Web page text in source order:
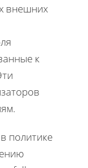
внешних
к
политике